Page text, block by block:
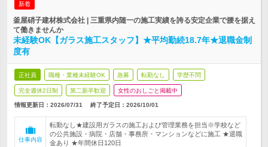
新着
釜屋硝子建材株式会社 | 三重県内随一の施工実績を誇る安定企業で腰を据え
て働きませんか
未経験OK【ガラス施工スタッフ】★平均勤続18.7年★退職金制
度有
正社員 職種・業種未経験OK 急募 転勤なし 学歴不問
完全週休2日制 第二新卒歓迎 女性のおしごと掲載中
情報更新日：2026/07/31 終了予定日： 2026/10/01
仕事内容
転勤なし★建設用ガラスの施工および管理業務を担当※学校など
の公共施設・病院・店舗・事務所・マンションなどに施工 ★退職
金あり ★年間休日120日